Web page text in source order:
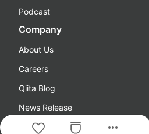
more_horiz
Podcast
Company
About Us
Careers
Qiita Blog
News Release